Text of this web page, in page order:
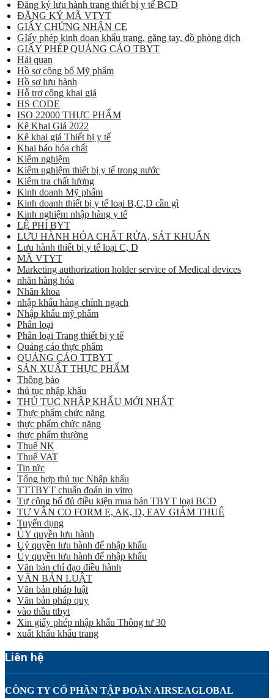
Đăng ký lưu hành trang thiết bị y tế BCD
ĐĂNG KÝ MÃ VTYT
GIẤY CHỨNG NHẬN CE
GIấy phép kinh doan khẩu trang, găng tay, đồ phòng dịch
GIẤY PHÉP QUẢNG CÁO TBYT
Hải quan
Hồ sơ công bố Mỹ phẩm
Hồ sơ lưu hành
Hỗ trợ công khai giá
HS CODE
ISO 22000 THỰC PHẨM
Kê Khai Giá 2022
Kê khai giá Thiết bị y tế
Khai báo hóa chất
Kiểm nghiệm
Kiểm nghiệm thiết bị y tế trong nước
Kiểm tra chất lượng
Kinh doanh Mỹ phẩm
Kinh doanh thiết bị y tế loại B,C,D cần gì
Kinh nghiệm nhập hàng y tế
LỆ PHÍ BYT
LƯU HÀNH HÓA CHẤT RỬA, SÁT KHUẨN
Lưu hành thiết bị y tế loại C, D
MÃ VTYT
Marketing authorization holder service of Medical devices
nhãn hàng hóa
Nhãn khoa
nhập khẩu hàng chính ngạch
Nhập khẩu mỹ phẩm
Phân loại
Phân loại Trang thiết bị y tế
Quảng cáo thực phẩm
QUẢNG CÁO TTBYT
SẢN XUẤT THỰC PHẨM
Thông báo
thủ tục nhập khẩu
THỦ TỤC NHẬP KHẨU MỚI NHẤT
Thực phẩm chức năng
thực phẩm chức năng
thực phẩm thường
Thuế NK
Thuế VAT
Tin tức
Tổng hợp thủ tục Nhập khẩu
TTTBYT chuẩn đoán in vitro
Tự công bố đủ điều kiện mua bán TBYT loại BCD
TƯ VẤN CO FORM E, AK, D, EAV GIẢM THUẾ
Tuyển dụng
ỦY quyền lưu hành
Uỷ quyền lưu hành để nhập khẩu
Ủy quyền lưu hành để nhập khẩu
Văn bản chỉ đạo điều hành
VĂN BẢN LUẬT
Văn bản pháp luật
Văn bản pháp quy
vào thầu ttbyt
Xin giấy phép nhập khẩu Thông tư 30
xuất khẩu khẩu trang
Liên hệ
CÔNG TY CỔ PHẦN TẬP ĐOÀN AIRSEAGLOBAL